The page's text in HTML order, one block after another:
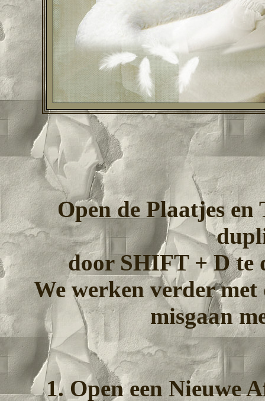
Open de Plaatjes en
door SHIFT + D te
We werken verder
misgaan
1. Open een Nieuwe